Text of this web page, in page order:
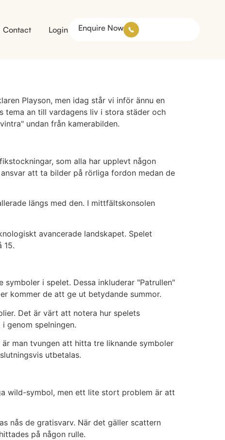
Contact Login Enquire Now
Playson, men idag står vi inför ännu en
tema an till vardagens liv i stora städer och
undan från kamerabilden.
som alla har upplevt någon
att ta bilder på rörliga fordon medan de
längs med den. I mittfältskonsolen
avancerade landskapet. Spelet
15.
i spelet. Dessa inkluderar "Patrullen"
kommer de att ge ut betydande summor.
Det är värt att notera hur spelets
genom spelningen.
man tvungen att hitta tre liknande symboler
utbetalas.
wild-symbol, men ett lite stort problem är att
nås de gratisvarv. När det gäller scattern
på någon rulle.